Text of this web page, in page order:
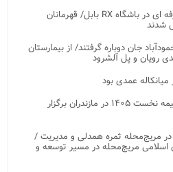
رقابت نفسگیر ۲۰ ورزشکار حرفه ای در باشگاه RX بابل/ قهرمانان
شدند
جان دوباره گرفتند/ از بیمارستان
رویان و پل آلشرود
رویدادهای شاخص هنری در نیمه نخست ۱۴۰۵ در مازندران برگزار
در مریج‌محله ثمره همدلی و مدیریت /
اسلامی مریج‌محله در مسیر توسعه و